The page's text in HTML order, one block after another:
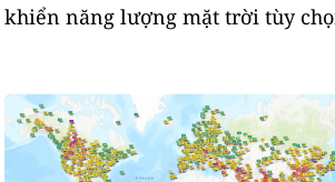
khiển năng lượng mặt trời tùy